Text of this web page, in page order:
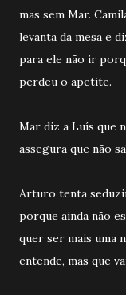
mas sem Mar.
levanta da mesa e
para ele não ir
perdeu o apetite.
Mar diz a Luís que
assegura que não
Arturo tenta
porque ainda não
quer ser mais uma
entende, mas que